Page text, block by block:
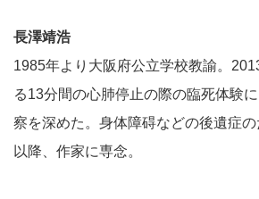
長澤靖浩
1985年より大阪府公立学校教諭。
る13分間の心肺停止の際の臨死体験
察を深めた。身体障碍などの後遺症の
以降、作家に専念。